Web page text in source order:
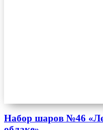
Набор шаров №46